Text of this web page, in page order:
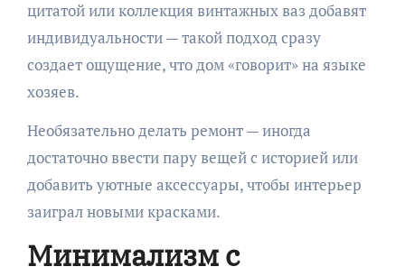
цитатой или коллекция винтажных ваз добавят
индивидуальности — такой подход сразу
создает ощущение, что дом «говорит» на языке
хозяев.
Необязательно делать ремонт — иногда
достаточно ввести пару вещей с историей или
добавить уютные аксессуары, чтобы интерьер
заиграл новыми красками.
Минимализм с